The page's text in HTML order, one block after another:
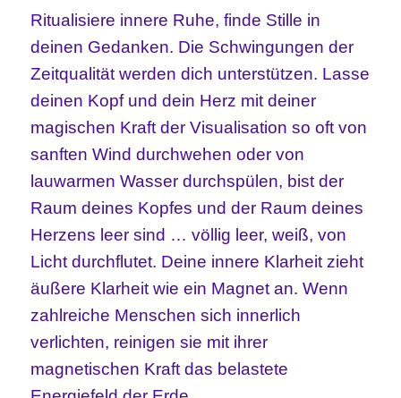
Ritualisiere innere Ruhe, finde Stille in
deinen Gedanken. Die Schwingungen der
Zeitqualität werden dich unterstützen. Lasse
deinen Kopf und dein Herz mit deiner
magischen Kraft der Visualisation so oft von
sanften Wind durchwehen oder von
lauwarmen Wasser durchspülen, bist der
Raum deines Kopfes und der Raum deines
Herzens leer sind … völlig leer, weiß, von
Licht durchflutet. Deine innere Klarheit zieht
äußere Klarheit wie ein Magnet an. Wenn
zahlreiche Menschen sich innerlich
verlichten, reinigen sie mit ihrer
magnetischen Kraft das belastete